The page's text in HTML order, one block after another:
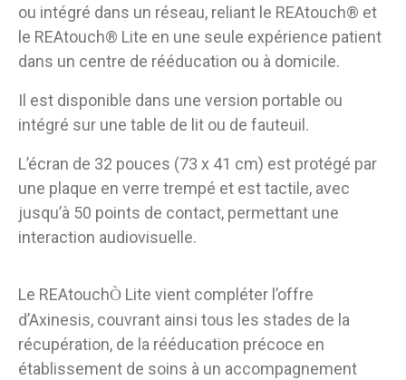
ou intégré dans un réseau, reliant le REAtouch® et
le REAtouch® Lite en une seule expérience patient
dans un centre de rééducation ou à domicile.
Il est disponible dans une version portable ou
intégré sur une table de lit ou de fauteuil.
L’écran de 32 pouces (73 x 41 cm) est protégé par
une plaque en verre trempé et est tactile, avec
jusqu’à 50 points de contact, permettant une
interaction audiovisuelle.
Le REAtouchÒ Lite vient compléter l’offre
d’Axinesis, couvrant ainsi tous les stades de la
récupération, de la rééducation précoce en
établissement de soins à un accompagnement